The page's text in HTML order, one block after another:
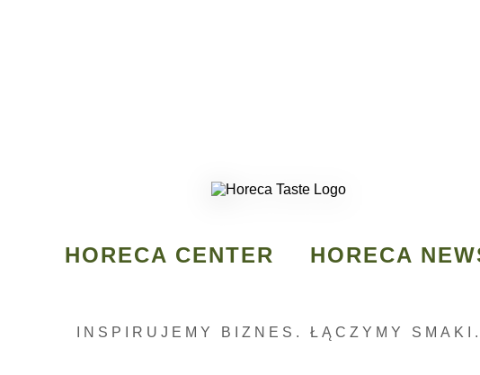
HORECA CENTER HORECA
INSPIRUJEMY BIZNES. ŁĄCZYMY